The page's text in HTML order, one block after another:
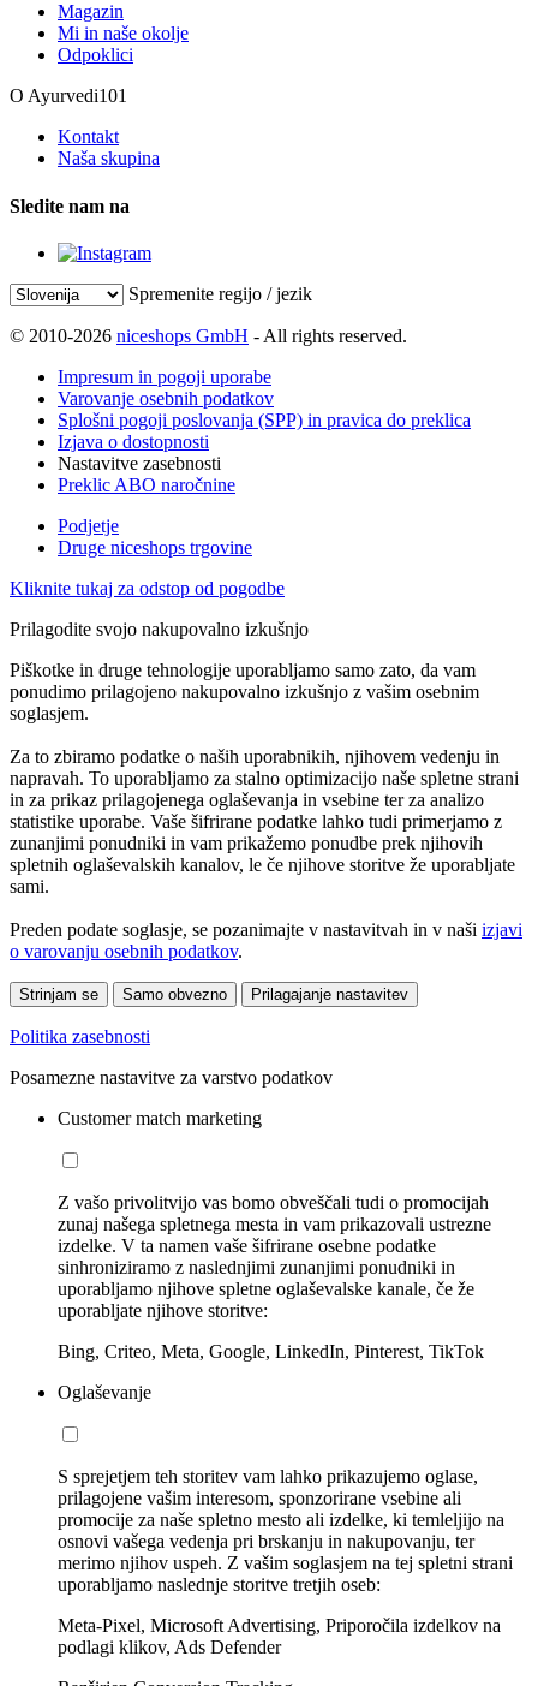
Magazin
Mi in naše okolje
Odpoklici
O Ayurvedi101
Kontakt
Naša skupina
Sledite nam na
Spremenite regijo / jezik
© 2010-2026 niceshops GmbH - All rights reserved.
Impresum in pogoji uporabe
Varovanje osebnih podatkov
Splošni pogoji poslovanja (SPP) in pravica do preklica
Izjava o dostopnosti
Nastavitve zasebnosti
Preklic ABO naročnine
Podjetje
Druge niceshops trgovine
Kliknite tukaj za odstop od pogodbe
Prilagodite svojo nakupovalno izkušnjo
Piškotke in druge tehnologije uporabljamo samo zato, da vam
ponudimo prilagojeno nakupovalno izkušnjo z vašim osebnim
soglasjem.
Za to zbiramo podatke o naših uporabnikih, njihovem vedenju in
napravah. To uporabljamo za stalno optimizacijo naše spletne strani
in za prikaz prilagojenega oglaševanja in vsebine ter za analizo
statistike uporabe. Vaše šifrirane podatke lahko tudi primerjamo z
zunanjimi ponudniki in vam prikažemo ponudbe prek njihovih
spletnih oglaševalskih kanalov, le če njihove storitve že uporabljate
sami.
Preden podate soglasje, se pozanimajte v nastavitvah in v naši izjavi
o varovanju osebnih podatkov.
Strinjam se Samo obvezno Prilagajanje nastavitev
Politika zasebnosti
Posamezne nastavitve za varstvo podatkov
Customer match marketing
Z vašo privolitvijo vas bomo obveščali tudi o promocijah
zunaj našega spletnega mesta in vam prikazovali ustrezne
izdelke. V ta namen vaše šifrirane osebne podatke
sinhroniziramo z naslednjimi zunanjimi ponudniki in
uporabljamo njihove spletne oglaševalske kanale, če že
uporabljate njihove storitve:
Bing, Criteo, Meta, Google, LinkedIn, Pinterest, TikTok
Oglaševanje
S sprejetjem teh storitev vam lahko prikazujemo oglase,
prilagojene vašim interesom, sponzorirane vsebine ali
promocije za naše spletno mesto ali izdelke, ki temleljijo na
osnovi vašega vedenja pri brskanju in nakupovanju, ter
merimo njihov uspeh. Z vašim soglasjem na tej spletni strani
uporabljamo naslednje storitve tretjih oseb:
Meta-Pixel, Microsoft Advertising, Priporočila izdelkov na
podlagi klikov, Ads Defender